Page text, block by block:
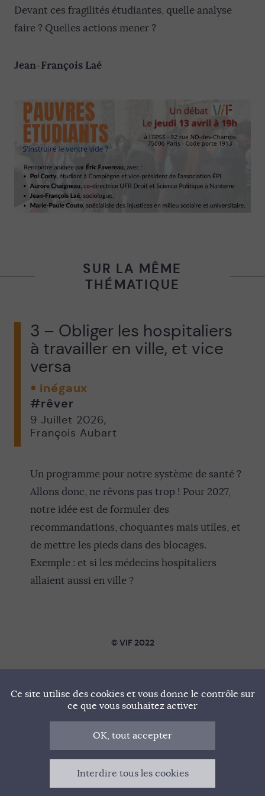
Devant ces fragilités étudiantes, quelle analyse
faire ? Quelles actions mener ?
Jean-François Laé
SUR LA MÊME
THÉMATIQUE
3 – Obliger les hospitaliers
à travailler en ville, et vice
versa
inégaux
#rêver
9 Juillet 2026,
François Aubart
Un programme pour notre système de santé ?
Allons donc, ne rêvons pas trop ! Pour 2027,
notre idée est de formuler des
recommandations, choquantes mais utiles, et
de mettre les pieds dans des blocages.
Exemple : et si les médecins hospitaliers
allaient aussi en ville ?
© VIF 2022
SOUTENIR VIF
NOTRE MANIFESTE
QUI SOMMES-NOUS ?
MENTIONS LÉGALES
CONTACT
Ce site utilise des cookies et vous donne le contrôle sur
ce que vous souhaitez activer
OK, tout accepter
Interdire tous les cookies